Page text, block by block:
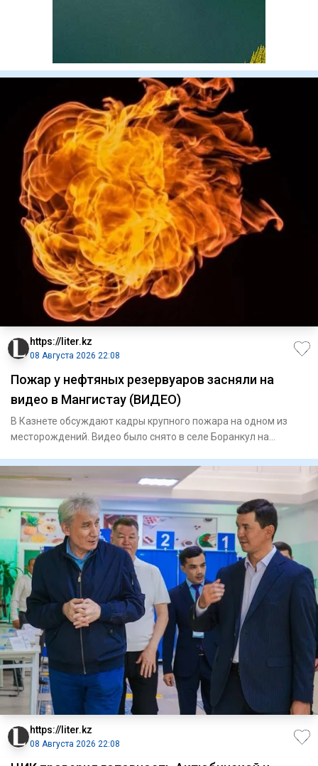
https://liter.kz
08 Августа 2026 22:08
Пожар у нефтяных резервуаров засняли на
видео в Мангистау (ВИДЕО)
В Казнете обсуждают кадры крупного пожара на одном из
месторождений. Видео было снято в селе Боранкул на
https://liter.kz
08 Августа 2026 22:08